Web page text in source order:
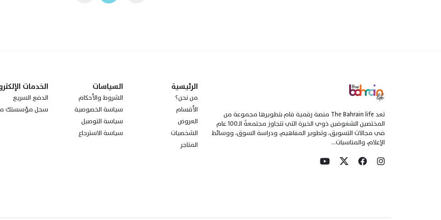
تعد The Bahrain life منصة رقمية قام بتطويرها مجموعة من
المختصين الشغوفين ذوي الخبرة التي تتجاوز مجتمعةً الـ100 عام
في مجالات التسويق، وتطوير المفاهيم، ودراسة السوق، ووسائط
الإعلام، والمناسبات...
الرئيسية
من نحن؟
الأقسام
العروض
الشخصيات
المتاجر
السياسات
الشروط والأحكام
سياسة الخصوصية
سياسة التوصيل
سياسة الاسترجاع
الخدمات
الدفع السريع
سجل مؤسستك